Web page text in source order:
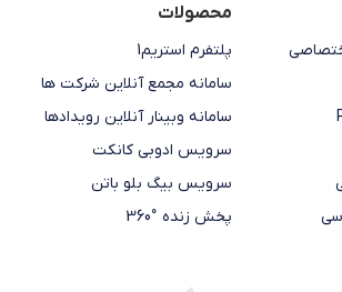
محصولات
پلتفرم استریم1
سامانه مجمع آنلاین شرکت ها
سامانه وبینار آنلاین رویدادها
سرویس ادوبی کانکت
سرویس بیگ بلو باتن
پخش زنده °360